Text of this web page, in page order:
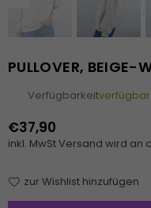
PULLOVER, BEIGE-
Verfügbarkeitverfügbar
Normaler
Preis
€37,90
inkl. MwStVersand wird an
zur Wishlist hinzufügen